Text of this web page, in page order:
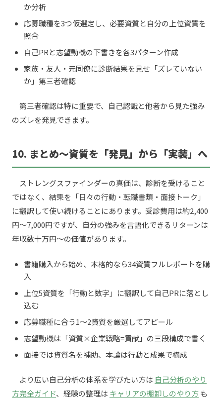
か分析
応募職種を3つ仮選定し、必要資質と自分の上位資質を
照合
自己PRと志望動機の下書きを各3パターン作成
家族・友人・元同僚に診断結果を見せ「ズレていない
か」第三者確認
第三者確認は特に重要で、自己認識と他者から見た強み
のズレを発見できます。
10. まとめ〜資質を「発見」から「実装」へ
ストレングスファインダーの真価は、診断を受けること
ではなく、結果を「日々の行動・転職書類・面接トーク」
に翻訳して使い続けることにあります。受診費用は約2,400
円〜7,000円ですが、自分の強みを言語化できるリターンは
年収数十万円〜の価値があります。
書籍購入から始め、本格的なら34資質フルレポートを購
入
上位5資質を「行動と数字」に翻訳して自己PRに落とし
込む
応募職種に合う1〜2資質を厳選してアピール
志望動機は「資質×企業戦略=貢献」の三段構成で書く
面接では資質名を補助、本論は行動と成果で構成
より広い自己分析の体系を学びたい方は 自己分析のやり
方完全ガイド、経験の整理は キャリアの棚卸しのやり方も